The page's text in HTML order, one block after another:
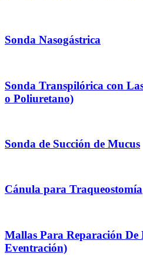
Sonda Nasogástrica
Sonda Transpilórica con
o Poliuretano)
Sonda de Succión de Mucus
Cánula para Traqueostomía
Mallas Para Reparación
Eventración)